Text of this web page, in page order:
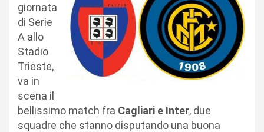
giornata
di Serie
A allo
Stadio
Trieste,
va in
scena il
bellissimo match fra Cagliari e Inter, due
squadre che stanno disputando una buona